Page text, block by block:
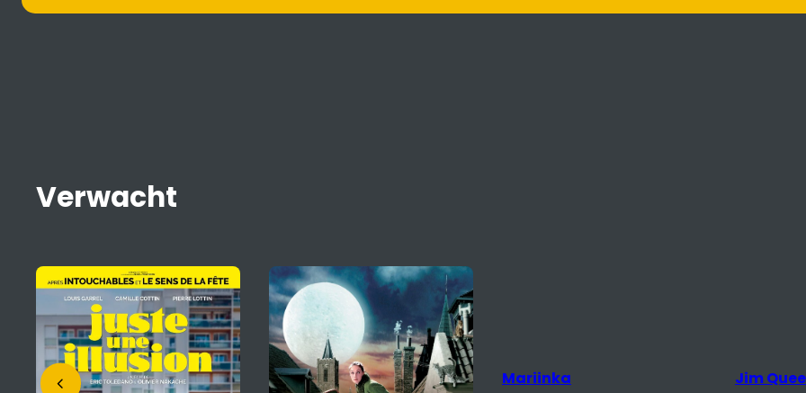
Verwacht
Mariinka Jim